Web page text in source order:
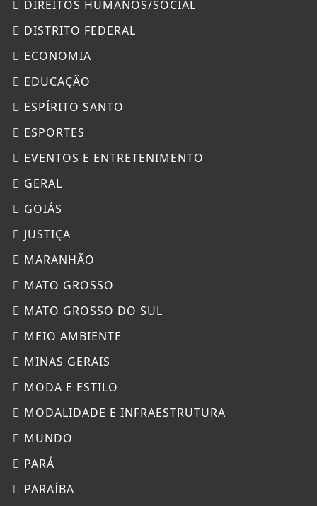
DIREITOS HUMANOS/SOCIAL
DISTRITO FEDERAL
ECONOMIA
EDUCAÇÃO
ESPÍRITO SANTO
ESPORTES
EVENTOS E ENTRETENIMENTO
GERAL
GOIÁS
JUSTIÇA
MARANHÃO
MATO GROSSO
MATO GROSSO DO SUL
MEIO AMBIENTE
MINAS GERAIS
MODA E ESTILO
MODALIDADE E INFRAESTRUTURA
MUNDO
PARÁ
PARAÍBA